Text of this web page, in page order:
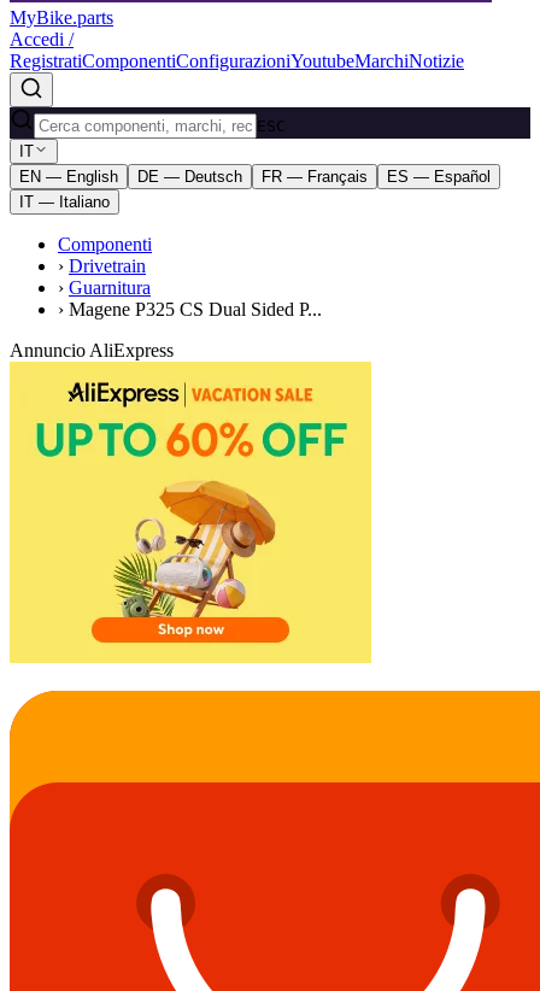
MyBike.parts
Accedi /
RegistratiComponentiConfigurazioniYoutubeMarchiNotizie
ESC
IT
EN — English
DE — Deutsch FR — Français
ES — Español
IT — Italiano
Componenti
› Drivetrain
› Guarnitura
› Magene P325 CS Dual Sided P...
Annuncio AliExpress